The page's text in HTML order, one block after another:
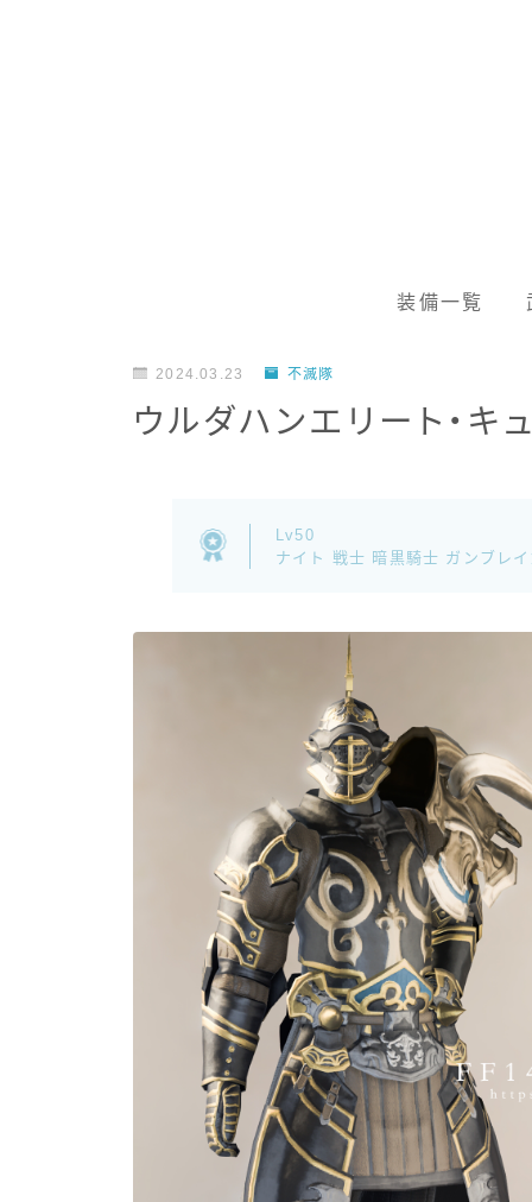
装備一覧
2024.03.23 不滅隊
ウルダハンエリート・キ
Lv50
ナイト 戦士 暗黒騎士 ガンブレ